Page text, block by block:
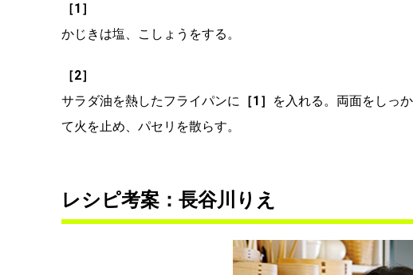
［1］
かじきは塩、こしょうをする。
［2］
サラダ油を熱したフライパンに ［1］
を入れる。両面をしっ
て火を止め、パセリを散らす。
レシピ考案：長谷川りえ